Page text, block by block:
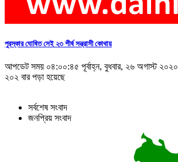
পুরস্কার ঘোষিত সেই ২৩ শীর্ষ সন্ত্রাসী কোথায়
আপডেট সময় ০৪:০০:৪৫ পূর্বাহ্ন, বুধবার, ২৬ অগাস্ট ২০২০
২০২ বার পড়া হয়েছে
সর্বশেষ সংবাদ
জনপ্রিয় সংবাদ